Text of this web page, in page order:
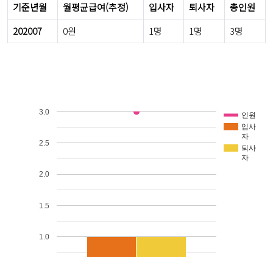
기준년월 월평균급여(추정) 입사자 퇴사자
총인원
202007
0원 1명 1명 3명
인원
입사
자
퇴사
자
1.0
1.5
2.0
2.5
3.0